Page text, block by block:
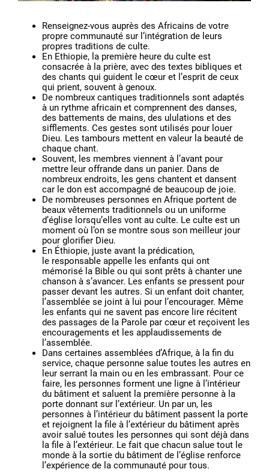
Renseignez-vous auprès des Africains de votre
propre communauté sur l’intégration de leurs
propres traditions de culte.
En Ethiopie, la première heure du culte est
consacrée à la prière, avec des textes bibliques et
des chants qui guident le cœur et l’esprit de ceux
qui prient, souvent à genoux.
De nombreux cantiques traditionnels sont adaptés
à un rythme africain et comprennent des danses,
des battements de mains, des ululations et des
sifflements. Ces gestes sont utilisés pour louer
Dieu. Les tambours mettent en valeur la beauté de
chaque chant.
Souvent, les membres viennent à l’avant pour
mettre leur offrande dans un panier. Dans de
nombreux endroits, les gens chantent et dansent
car le don est accompagné de beaucoup de joie.
De nombreuses personnes en Afrique portent de
beaux vêtements traditionnels ou un uniforme
d’église lorsqu’elles vont au culte. Le culte est un
moment où l’on se montre sous son meilleur jour
pour glorifier Dieu.
En Éthiopie, juste avant la prédication,
le responsable appelle les enfants qui ont
mémorisé la Bible ou qui sont prêts à chanter une
chanson à s’avancer. Les enfants se pressent pour
passer devant les autres. Si un enfant doit chanter,
l’assemblée se joint à lui pour l’encourager. Même
les enfants qui ne savent pas encore lire récitent
des passages de la Parole par cœur et reçoivent les
encouragements et les applaudissements de
l’assemblée.
Dans certaines assemblées d’Afrique, à la fin du
service, chaque personne salue toutes les autres en
leur serrant la main ou en les embrassant. Pour ce
faire, les personnes forment une ligne à l’intérieur
du bâtiment et saluent la première personne à la
porte donnant sur l’extérieur. Un par un, les
personnes à l’intérieur du bâtiment passent la porte
et rejoignent la file à l’extérieur du bâtiment après
avoir salué toutes les personnes qui sont déjà dans
la file à l’extérieur. Le fait que chacun salue tout le
monde à la sortie du bâtiment de l’église renforce
l’expérience de la communauté pour tous.